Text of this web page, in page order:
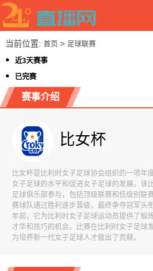
当前位置: 首页> 足球联赛
近3天赛事
已完赛
赛事介绍
比女杯
比女杯是比利时女子足球协会组织的一项年
女子足球的水平和促进女子足球的发展。该
足球俱乐部参与，包括顶级联赛和低级别联
赛球队通过胜利逐步晋级，最终争夺冠军头
年前，它为比利时女子足球运动员提供了锻
才华和技巧的机会。比赛在比利时女子足球
为培养新一代女子足球人才做出了贡献。